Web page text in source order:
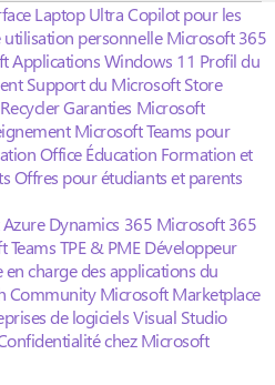
Laptop UltraCopilot pour les
personnelle Microsoft 365
Applications Windows 11 Profil du
Support du Microsoft Store
RecyclerGaranties Microsoft
Microsoft Teams pour
Office Éducation Formation et
Offres pour étudiants et parents
Azure Dynamics 365 Microsoft 365
TeamsTPE & PME Développeur
en charge des applications du
Community Microsoft Marketplace
de logicielsVisual Studio
chez Microsoft